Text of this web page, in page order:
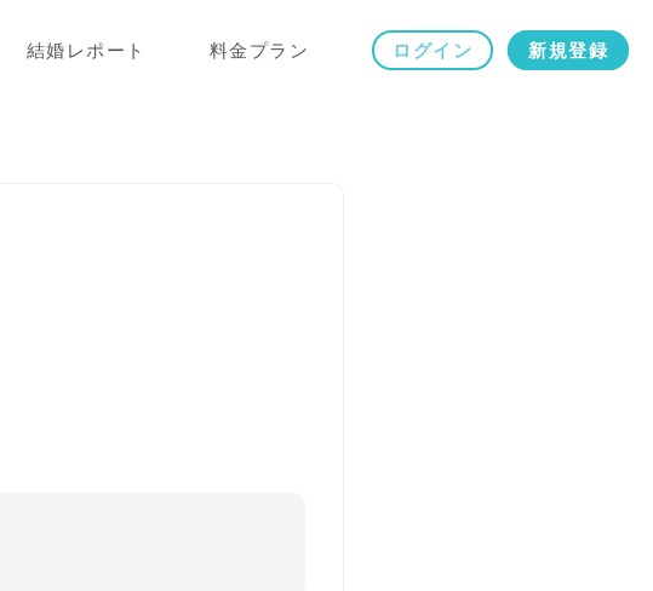
結婚レポート 料金プラン ログイン 新規登録